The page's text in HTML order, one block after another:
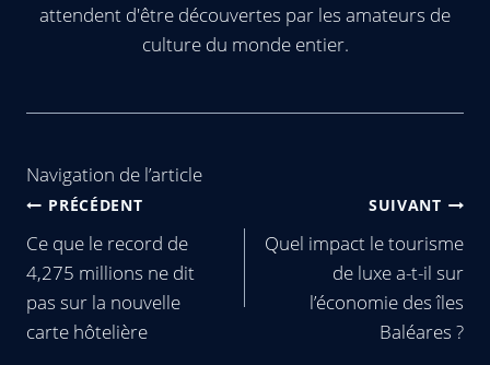
attendent d'être découvertes par les amateurs de
culture du monde entier.
Navigation de l’article
PRÉCÉDENT
Ce que le record de
4,275 millions ne dit
pas sur la nouvelle
carte hôtelière
SUIVANT
Quel impact le tourisme
de luxe a-t-il sur
l’économie des îles
Baléares ?